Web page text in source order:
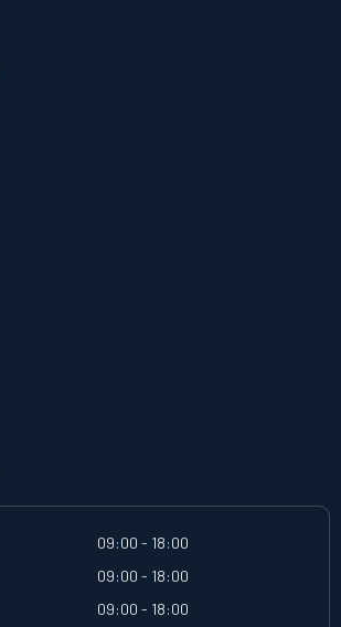
09:00 - 18:00
09:00 - 18:00
09:00 - 18:00